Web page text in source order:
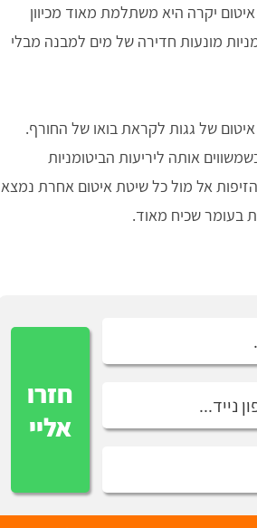
יקרה היא משתלמת מאוד מכיוון
מונעות חדירה של מים למבנה מבלי
של גגות לקראת בואו של החורף.
אותה ליריעות הביטומניות
הזיפות אל מול כל שיטת איטום אחרת נמצא
בעומר שכיח מאוד.
חזרו
אליי